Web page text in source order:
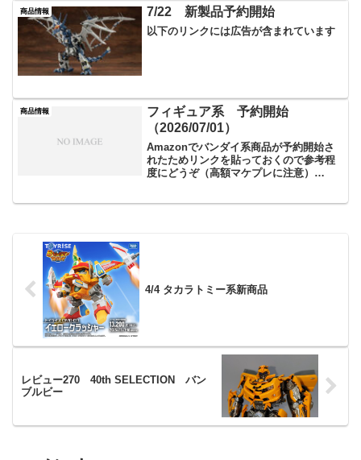
式プラモデル【5480円】...
商品情報 7/22 新製品予約開始
以下のリンクには広告が含まれています
商品情報
フィギュア系 予約開始
（2026/07/01）
Amazonでバンダイ系商品が予約開始さ
れたためリンクを貼っておくので参考程
度にどうぞ（高額マケプレに注意）
4/4 タカラトミー系新商品
レビュー270 40th SELECTION バン
ブルビー